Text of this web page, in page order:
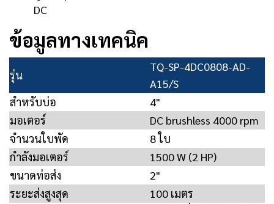
DC
ข้อมูลทางเทคนิค
รุ่น
TQ-SP-4DC0808-AD-
A15/S
สำหรับบ่อ
4"
มอเตอร์
DC brushless 4000 rpm
จำนวนใบพัด
8 ใบ
กำลังมอเตอร์
1500 W (2 HP)
ขนาดท่อส่ง
2"
ระยะส่งสูงสุด
100 เมตร